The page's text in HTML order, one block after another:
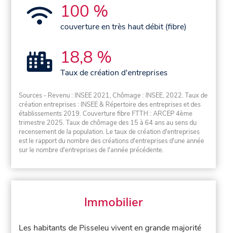
100 %
couverture en très haut débit (fibre)
18,8 %
Taux de création d'entreprises
Sources - Revenu : INSEE 2021, Chômage : INSEE, 2022. Taux de
création entreprises : INSEE & Répertoire des entreprises et des
établissements 2019. Couverture fibre FTTH : ARCEP 4ème
trimestre 2025. Taux de chômage des 15 à 64 ans au sens du
recensement de la population. Le taux de création d'entreprises
est le rapport du nombre des créations d'entreprises d'une année
sur le nombre d'entreprises de l'année précédente.
Immobilier
Les habitants de Pisseleu vivent en grande majorité